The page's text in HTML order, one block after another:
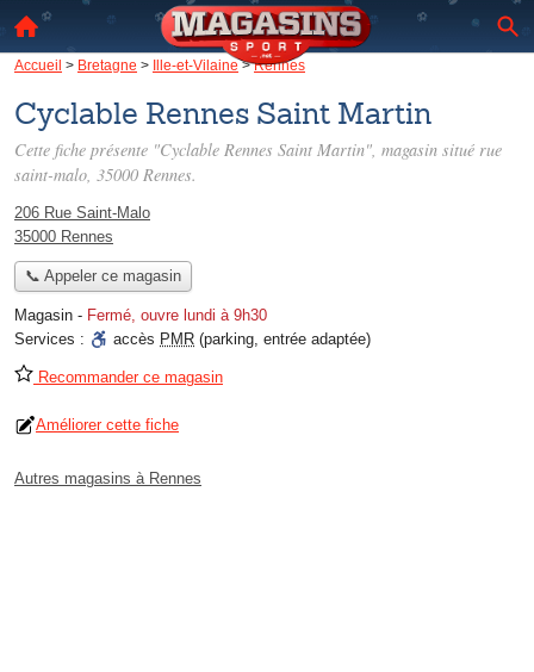
Accueil > Bretagne > Ille-et-Vilaine>Rennes
Cyclable Rennes Saint Martin
Cette fiche présente "Cyclable Rennes Saint Martin", magasin situé rue
saint-malo, 35000 Rennes.
206 Rue Saint-Malo
35000 Rennes
📞 Appeler ce magasin
Magasin - Fermé, ouvre lundi à 9h30
Services :
accès PMR (parking, entrée adaptée)
Recommander ce magasin
Améliorer cette fiche
Autres magasins à Rennes